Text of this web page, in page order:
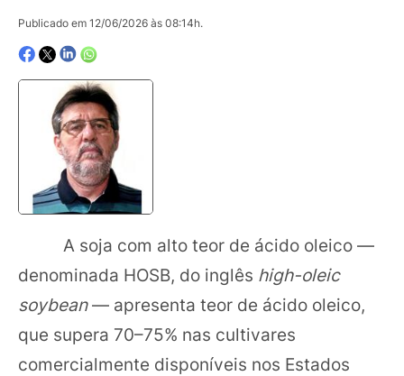
Publicado em 12/06/2026 às 08:14h.
A soja com alto teor de ácido oleico —
denominada HOSB, do inglês high-oleic
soybean— apresenta teor de ácido oleico,
que supera 70–75% nas cultivares
comercialmente disponíveis nos Estados